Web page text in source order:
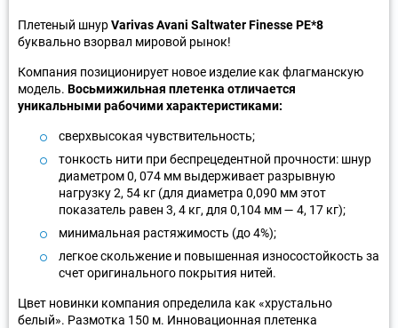
Плетеный шнурVarivas Avani Saltwater Finesse PE*8
буквально взорвал мировой рынок!
Компания позиционирует новое изделие как флагманскую
модель. Восьмижильная плетенка отличается
уникальными рабочими характеристиками:
сверхвысокая чувствительность;
тонкость нити при беспрецедентной прочности: шнур
диаметром 0, 074 мм выдерживает разрывную
нагрузку 2, 54 кг (для диаметра 0,090 мм этот
показатель равен 3, 4 кг, для 0,104 мм — 4, 17 кг);
минимальная растяжимость (до 4%);
легкое скольжение и повышенная износостойкость за
счет оригинального покрытия нитей.
Цвет новинки компания определила как «хрустально
белый». Размотка 150 м. Инновационная плетенка